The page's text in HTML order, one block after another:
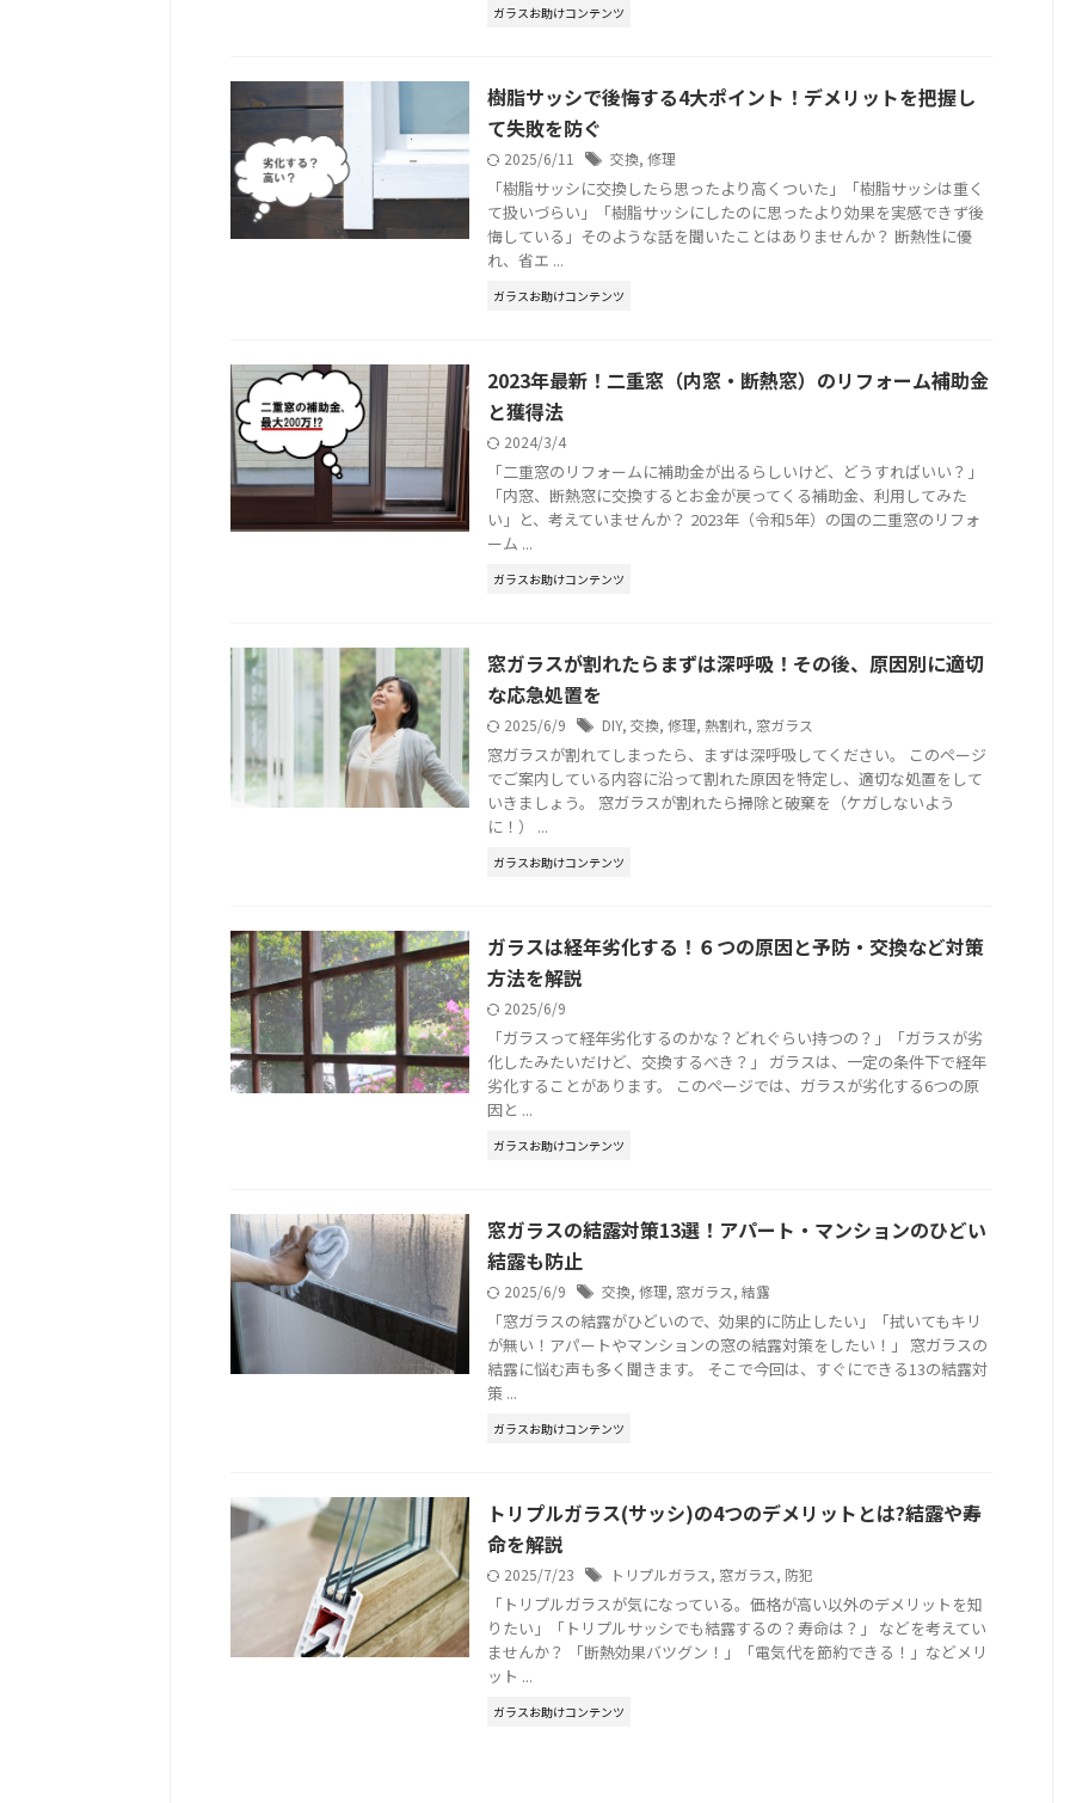
ガラスお助けコンテンツ
樹脂サッシで後悔する4大ポイント！デメリットを把握し
て失敗を防ぐ
2025/6/11 交換, 修理
「樹脂サッシに交換したら思ったより高くついた」「樹脂サッシは重く
て扱いづらい」「樹脂サッシにしたのに思ったより効果を実感できず後
悔している」そのような話を聞いたことはありませんか？ 断熱性に優
れ、省エ ...
ガラスお助けコンテンツ
2023年最新！二重窓（内窓・断熱窓）のリフォーム補助金
と獲得法
2024/3/4
「二重窓のリフォームに補助金が出るらしいけど、どうすればいい？」
「内窓、断熱窓に交換するとお金が戻ってくる補助金、利用してみた
い」と、考えていませんか？ 2023年（令和5年）の国の二重窓のリフォ
ーム ...
ガラスお助けコンテンツ
窓ガラスが割れたらまずは深呼吸！その後、原因別に適切
な応急処置を
2025/6/9 DIY, 交換, 修理, 熱割れ, 窓ガラス
窓ガラスが割れてしまったら、まずは深呼吸してください。 このページ
でご案内している内容に沿って割れた原因を特定し、適切な処置をして
いきましょう。 窓ガラスが割れたら掃除と破棄を（ケガしないよう
に！） ...
ガラスお助けコンテンツ
ガラスは経年劣化する！６つの原因と予防・交換など対策
方法を解説
2025/6/9
「ガラスって経年劣化するのかな？どれぐらい持つの？」「ガラスが劣
化したみたいだけど、交換するべき？」 ガラスは、一定の条件下で経年
劣化することがあります。 このページでは、ガラスが劣化する6つの原
因と ...
ガラスお助けコンテンツ
窓ガラスの結露対策13選！アパート・マンションのひどい
結露も防止
2025/6/9 交換, 修理, 窓ガラス, 結露
「窓ガラスの結露がひどいので、効果的に防止したい」「拭いてもキリ
が無い！アパートやマンションの窓の結露対策をしたい！」 窓ガラスの
結露に悩む声も多く聞きます。 そこで今回は、すぐにできる13の結露対
策 ...
ガラスお助けコンテンツ
トリプルガラス(サッシ)の4つのデメリットとは?結露や寿
命を解説
2025/7/23 トリプルガラス, 窓ガラス, 防犯
「トリプルガラスが気になっている。価格が高い以外のデメリットを知
りたい」「トリプルサッシでも結露するの？寿命は？」 などを考えてい
ませんか？ 「断熱効果バツグン！」「電気代を節約できる！」などメリ
ット ...
ガラスお助けコンテンツ